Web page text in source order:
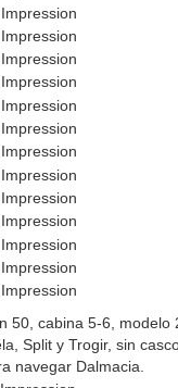
50, cabina 5-6, modelo
Split y Trogir, sin
navegar Dalmacia.